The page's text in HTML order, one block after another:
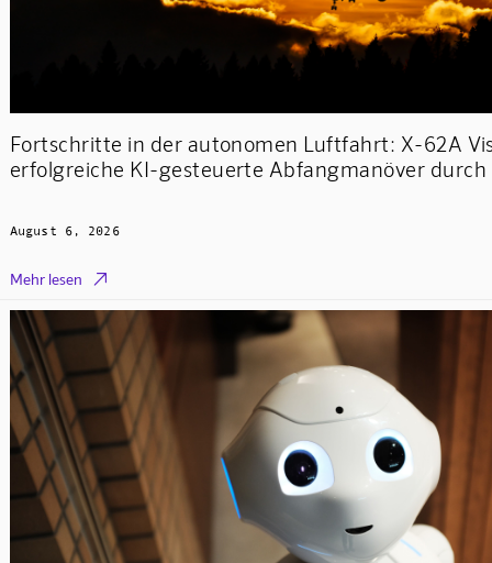
Fortschritte in der autonomen Luftfahrt: X-62A
erfolgreiche KI-gesteuerte Abfangmanöver durch
August 6, 2026
Mehr lesen 